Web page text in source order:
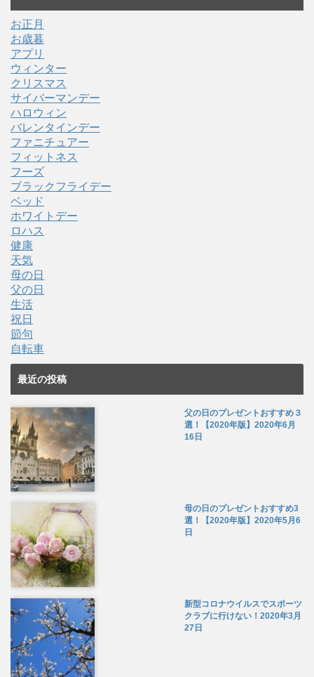
お正月
お歳暮
アプリ
ウィンター
クリスマス
サイバーマンデー
ハロウィン
バレンタインデー
ファニチュアー
フィットネス
フーズ
ブラックフライデー
ベッド
ホワイトデー
ロハス
健康
天気
母の日
父の日
生活
祝日
節句
自転車
最近の投稿
父の日のプレゼントおすすめ３
選！【2020年版】 2020年6月
16日
母の日のプレゼントおすすめ3
選！【2020年版】 2020年5月6
日
新型コロナウイルスでスポーツ
クラブに行けない！ 2020年3月
27日